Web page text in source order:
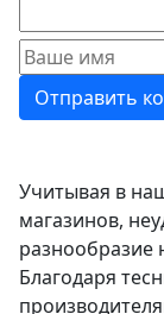
Учитывая в
магазинов,
разнообразие
Благодаря